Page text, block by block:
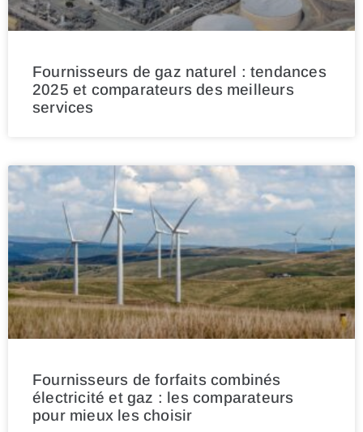
Fournisseurs de gaz naturel : tendances
2025 et comparateurs des meilleurs
services
Fournisseurs de forfaits combinés
électricité et gaz : les comparateurs
pour mieux les choisir